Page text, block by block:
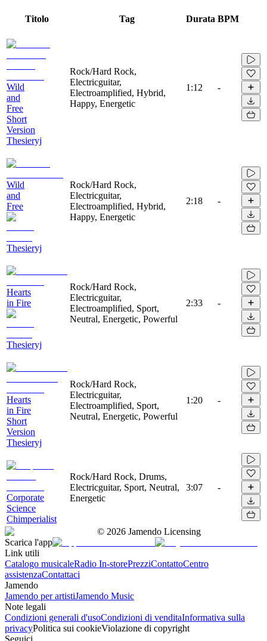
Titolo Tag Durata BPM
Wild
and
Free
Short
Version
Thesieryj
Rock/Hard Rock,
Electricguitar,
Electroamplified, Hybrid,
Happy, Energetic
1:12 -
Wild
and
Free
Thesieryj
Rock/Hard Rock,
Electricguitar,
Electroamplified, Hybrid,
Happy, Energetic
2:18 -
Hearts
in Fire
Thesieryj
Rock/Hard Rock,
Electricguitar,
Electroamplified, Sport,
Neutral, Energetic, Powerful
2:33 -
Hearts
in Fire
Short
Version
Thesieryj
Rock/Hard Rock,
Electricguitar,
Electroamplified, Sport,
Neutral, Energetic, Powerful
1:20 -
Corporate
Science
Chimperialist
Rock/Hard Rock, Drums,
Electricguitar, Sport, Neutral,
Energetic
3:07 -
© 2026 Jamendo Licensing
Scarica l'app
Link utili
Catalogo musicaleRadio In-storePrezziContattoCentro
assistenzaContattaci
Jamendo
Jamendo per artistiJamendo Music
Note legali
Condizioni generali d'usoCondizioni di venditaInformativa sulla
privacyPolitica sui cookieViolazione di copyright
Seguici